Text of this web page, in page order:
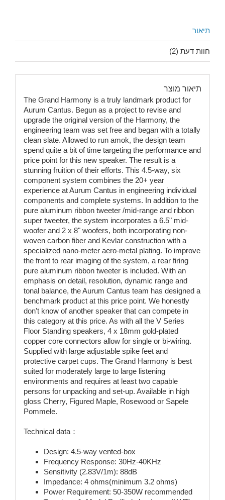
תיאור
חוות דעת (2)
תיאור מוצר
The Grand Harmony is a truly landmark product for
Aurum Cantus. Begun as a project to revise and
upgrade the original version of the Harmony, the
engineering team was set free and began with a totally
clean slate. Allowed to run amok, the design team
spend quite a bit of time targeting the performance and
price point for this new speaker. The result is a
stunning fruition of their efforts. This 4.5-way, six
component system combines the 20+ year
experience at Aurum Cantus in engineering individual
components and complete systems. In addition to the
pure aluminum ribbon tweeter /mid-range and ribbon
super tweeter, the system incorporates a 6.5" mid-
woofer and 2 x 8" woofers, both incorporating non-
woven carbon fiber and Kevlar construction with a
specialized nano-meter aero-metal plating. To improve
the front to rear imaging of the system, a rear firing
pure aluminum ribbon tweeter is included. With an
emphasis on detail, resolution, dynamic range and
tonal balance, the Aurum Cantus team has designed a
benchmark product at this price point. We honestly
don't know of another speaker that can compete in
this category at this price. As with all the V Series
Floor Standing speakers, 4 x 18mm gold-plated
copper core connectors allow for single or bi-wiring.
Supplied with large adjustable spike feet and
protective carpet cups. The Grand Harmony is best
suited for moderately large to large listening
environments and requires at least two capable
persons for unpacking and set-up. Available in high
gloss Cherry, Figured Maple, Rosewood or Sapele
Pommele.
Technical data：
Design: 4.5-way vented-box
Frequency Response: 30Hz-40KHz
Sensitivity (2.83V/1m): 88dB
Impedance: 4 ohms(minimum 3.2 ohms)
Power Requirement: 50-350W recommended